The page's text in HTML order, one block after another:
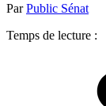
ParPublic Sénat
Temps de lecture :